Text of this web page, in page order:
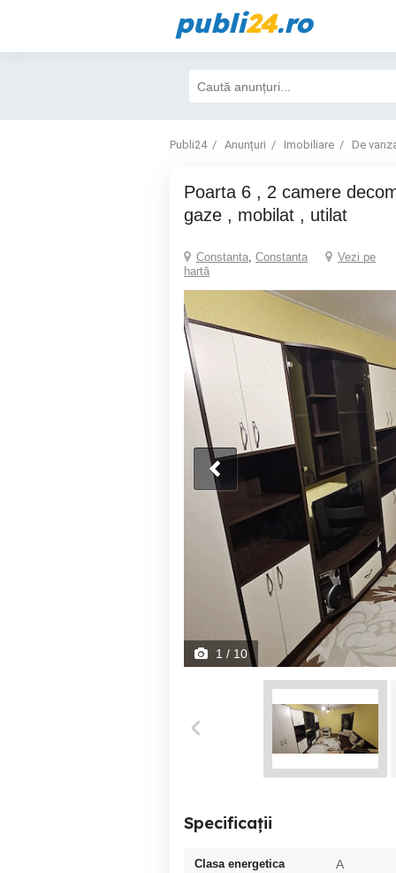
publi24.ro
Publi24 Anunțuri Imobiliare De
Poarta 6 , 2 camere decomandat , centrala
gaze , mobilat , utilat
Constanta, Constanta
Vezi pe
hartă
1 / 10
Specificații
Clasa energetica A